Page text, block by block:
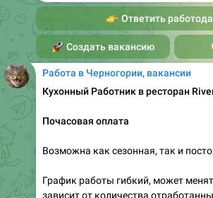
👉Ответить
Создать вакансию
Работа в Черногории, вакансии
Кухонный Работник в ресторан
Почасовая оплата
Возможна как сезонная, так и
График работы гибкий, может
зависит от количества